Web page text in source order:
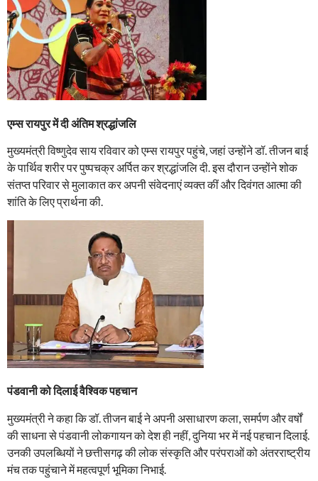
एम्स रायपुर में दी अंतिम श्रद्धांजलि
मुख्यमंत्री विष्णुदेव साय रविवार को एम्स रायपुर पहुंचे, जहां उन्होंने डॉ. तीजन बाई
के पार्थिव शरीर पर पुष्पचक्र अर्पित कर श्रद्धांजलि दी. इस दौरान उन्होंने शोक
संतप्त परिवार से मुलाकात कर अपनी संवेदनाएं व्यक्त कीं और दिवंगत आत्मा की
शांति के लिए प्रार्थना की.
पंडवानी को दिलाई वैश्विक पहचान
मुख्यमंत्री ने कहा कि डॉ. तीजन बाई ने अपनी असाधारण कला, समर्पण और वर्षों
की साधना से पंडवानी लोकगायन को देश ही नहीं, दुनिया भर में नई पहचान दिलाई.
उनकी उपलब्धियों ने छत्तीसगढ़ की लोक संस्कृति और परंपराओं को अंतरराष्ट्रीय
मंच तक पहुंचाने में महत्वपूर्ण भूमिका निभाई.